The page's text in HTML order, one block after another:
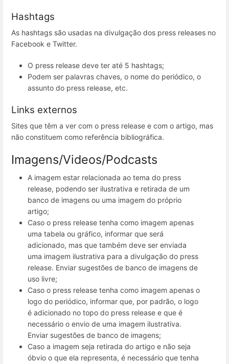
Hashtags
As hashtags são usadas na divulgação dos press releases no
Facebook e Twitter.
O press release deve ter até 5 hashtags;
Podem ser palavras chaves, o nome do periódico, o
assunto do press release, etc.
Links externos
Sites que têm a ver com o press release e com o artigo, mas
não constituem como referência bibliográfica.
Imagens/Videos/Podcasts
A imagem estar relacionada ao tema do press
release, podendo ser ilustrativa e retirada de um
banco de imagens ou uma imagem do próprio
artigo;
Caso o press release tenha como imagem apenas
uma tabela ou gráfico, informar que será
adicionado, mas que também deve ser enviada
uma imagem ilustrativa para a divulgação do press
release. Enviar sugestões de banco de imagens de
uso livre;
Caso o press release tenha como imagem apenas o
logo do periódico, informar que, por padrão, o logo
é adicionado no topo do press release e que é
necessário o envio de uma imagem ilustrativa.
Enviar sugestões de banco de imagens;
Caso a imagem seja retirada do artigo e não seja
óbvio o que ela representa, é necessário que tenha